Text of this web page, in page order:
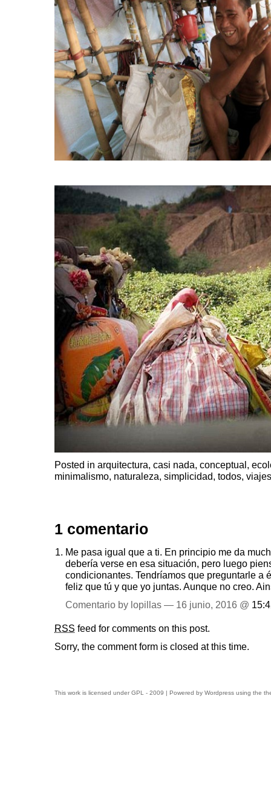
Posted in arquitectura, casi nada, conceptual,
minimalismo, naturaleza, simplicidad, todos, viajes
1 comentario
Me pasa igual que a ti. En principio me da
debería verse en esa situación, pero luego
condicionantes. Tendríamos que preguntarle a
feliz que tú y que yo juntas. Aunque no creo.
Comentario by lopillas — 16 junio, 2016 @
RSS feed for comments on this post.
Sorry, the comment form is closed at this time.
This work is licensed under GPL - 2009 | Powered by Wordpress using the